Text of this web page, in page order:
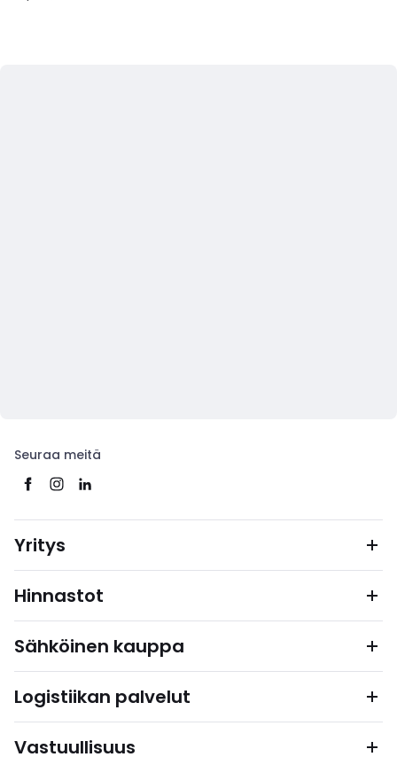
Seuraa meitä
Yritys
Hinnastot
Sähköinen kauppa
Logistiikan palvelut
Vastuullisuus